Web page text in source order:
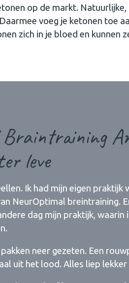
op de markt.
voeg je ketonen toe
zich in je bloed en kunnen
Braintraining
leve
Ik had mijn eigen praktijk
NeurOptimal breintraining.
dag mijn praktijk,
neer gezeten. Een
uit het lood. Alles liep lekker